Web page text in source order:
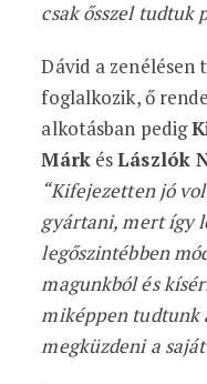
csak ősszel tudtuk
Dávid a
foglalkozik, ő
alkotásban pedig
MárkésLászlók
“Kifejezetten jó
gyártani, mert így
legőszintébben
magunkból és
miképpen tudtunk
megküzdeni a